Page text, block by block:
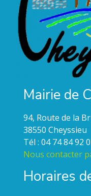
Mairie de
94, Route de la
38550 Cheyssieu
Tél : 04 74 84 92
Nous contacter
Horaires